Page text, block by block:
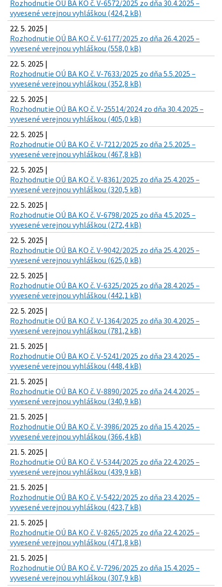
Rozhodnutie OÚ BA KO č. V-6572/2025 zo dňa 30.4.2025 –
vyvesené verejnou vyhláškou (424,2 kB)
22. 5. 2025 |
Rozhodnutie OÚ BA KO č. V-6177/2025 zo dňa 26.4.2025 –
vyvesené verejnou vyhláškou (558,0 kB)
22. 5. 2025 |
Rozhodnutie OÚ BA KO č. V-7633/2025 zo dňa 5.5.2025 –
vyvesené verejnou vyhláškou (352,8 kB)
22. 5. 2025 |
Rozhodnutie OÚ BA KO č. V-25514/2024 zo dňa 30.4.2025 –
vyvesené verejnou vyhláškou (405,0 kB)
22. 5. 2025 |
Rozhodnutie OÚ BA KO č. V-7212/2025 zo dňa 2.5.2025 –
vyvesené verejnou vyhláškou (467,8 kB)
22. 5. 2025 |
Rozhodnutie OÚ BA KO č. V-8361/2025 zo dňa 25.4.2025 –
vyvesené verejnou vyhláškou (320,5 kB)
22. 5. 2025 |
Rozhodnutie OÚ BA KO č. V-6798/2025 zo dňa 4.5.2025 –
vyvesené verejnou vyhláškou (272,4 kB)
22. 5. 2025 |
Rozhodnutie OÚ BA KO č. V-9042/2025 zo dňa 25.4.2025 –
vyvesené verejnou vyhláškou (625,0 kB)
22. 5. 2025 |
Rozhodnutie OÚ BA KO č. V-6325/2025 zo dňa 28.4.2025 –
vyvesené verejnou vyhláškou (442,1 kB)
22. 5. 2025 |
Rozhodnutie OÚ BA KO č. V-1364/2025 zo dňa 30.4.2025 –
vyvesené verejnou vyhláškou (781,2 kB)
21. 5. 2025 |
Rozhodnutie OÚ BA KO č. V-5241/2025 zo dňa 23.4.2025 –
vyvesené verejnou vyhláškou (448,4 kB)
21. 5. 2025 |
Rozhodnutie OÚ BA KO č. V-8890/2025 zo dňa 24.4.2025 –
vyvesené verejnou vyhláškou (340,9 kB)
21. 5. 2025 |
Rozhodnutie OÚ BA KO č. V-3986/2025 zo dňa 15.4.2025 –
vyvesené verejnou vyhláškou (366,4 kB)
21. 5. 2025 |
Rozhodnutie OÚ BA KO č. V-5344/2025 zo dňa 22.4.2025 –
vyvesené verejnou vyhláškou (439,9 kB)
21. 5. 2025 |
Rozhodnutie OÚ BA KO č. V-5422/2025 zo dňa 23.4.2025 –
vyvesené verejnou vyhláškou (423,7 kB)
21. 5. 2025 |
Rozhodnutie OÚ BA KO č. V-8265/2025 zo dňa 22.4.2025 –
vyvesené verejnou vyhláškou (471,8 kB)
21. 5. 2025 |
Rozhodnutie OÚ BA KO č. V-7296/2025 zo dňa 15.4.2025 –
vyvesené verejnou vyhláškou (307,9 kB)